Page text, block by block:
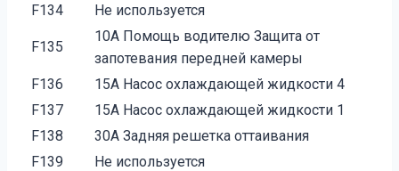
F134
Не используется
F135
10A Помощь водителю Защита от
запотевания передней камеры
F136
15A Насос охлаждающей жидкости 4
F137
15A Насос охлаждающей жидкости 1
F138
30A Задняя решетка оттаивания
F139
Не используется